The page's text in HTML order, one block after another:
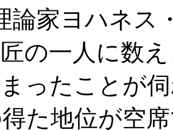
論家ヨハネス
の一人に数
ったことが
た地位が空